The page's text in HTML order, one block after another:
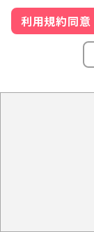
利用規約同意